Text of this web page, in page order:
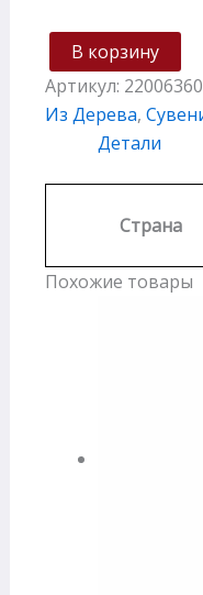
В корзину
Артикул:
Из Дерева,
Детали
Страна
Похожие товары